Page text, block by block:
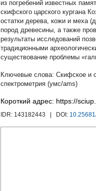
из погребений известных
скифского царского кургана
остатки дерева, кожи и меха
пород древесины, а также
результаты исследований
традиционными
существование проблемы
Скифское и
спектрометрия (умс/ams)
Короткий адрес: https://
IDR: 143182443 | DOI: